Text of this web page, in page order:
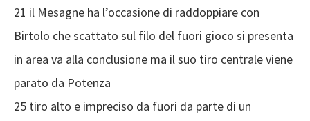
21 il Mesagne ha l’occasione di raddoppiare con
Birtolo che scattato sul filo del fuori gioco si presenta
in area va alla conclusione ma il suo tiro centrale viene
parato da Potenza
25 tiro alto e impreciso da fuori da parte di un